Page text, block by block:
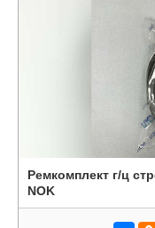
Ремкомплект г/ц
NOK